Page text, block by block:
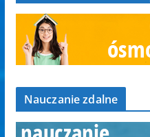
Nauczanie zdalne